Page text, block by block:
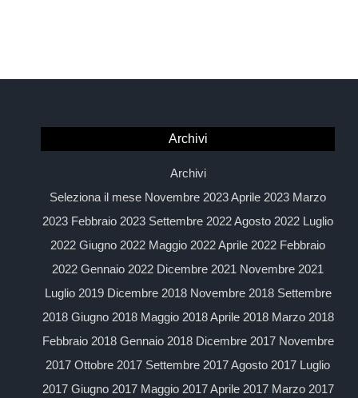
QATAR UNIPEG
Archivi
Archivi
Seleziona il mese Novembre 2023 Aprile 2023 Marzo
2023 Febbraio 2023 Settembre 2022 Agosto 2022 Luglio
2022 Giugno 2022 Maggio 2022 Aprile 2022 Febbraio
2022 Gennaio 2022 Dicembre 2021 Novembre 2021
Luglio 2019 Dicembre 2018 Novembre 2018 Settembre
2018 Giugno 2018 Maggio 2018 Aprile 2018 Marzo 2018
Febbraio 2018 Gennaio 2018 Dicembre 2017 Novembre
2017 Ottobre 2017 Settembre 2017 Agosto 2017 Luglio
2017 Giugno 2017 Maggio 2017 Aprile 2017 Marzo 2017